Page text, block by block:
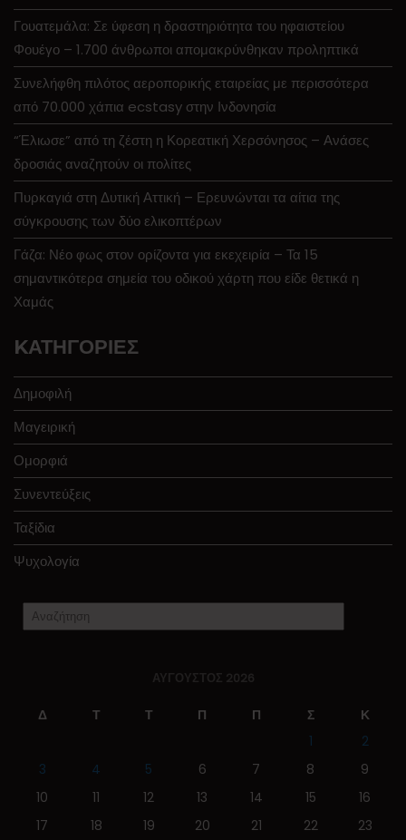
Γουατεμάλα: Σε ύφεση η δραστηριότητα του ηφαιστείου
Φουέγο – 1.700 άνθρωποι απομακρύνθηκαν προληπτικά
Συνελήφθη πιλότος αεροπορικής εταιρείας με περισσότερα
από 70.000 χάπια ecstasy στην Ινδονησία
“Έλιωσε” από τη ζέστη η Κορεατική Χερσόνησος – Ανάσες
δροσιάς αναζητούν οι πολίτες
Πυρκαγιά στη Δυτική Αττική – Ερευνώνται τα αίτια της
σύγκρουσης των δύο ελικοπτέρων
Γάζα: Νέο φως στον ορίζοντα για εκεχειρία – Τα 15
σημαντικότερα σημεία του οδικού χάρτη που είδε θετικά η
Χαμάς
KΑΤΗΓΟΡΊΕΣ
Δημοφιλή
Μαγειρική
Ομορφιά
Συνεντεύξεις
Ταξίδια
Ψυχολογία
ΑΎΓΟΥΣΤΟΣ 2026
Δ Τ Τ Π Π Σ
Κ
1
2
3
4 5 6 7 8
9
10
11 12 13 14 15
16
17
18 19 20 21 22 23